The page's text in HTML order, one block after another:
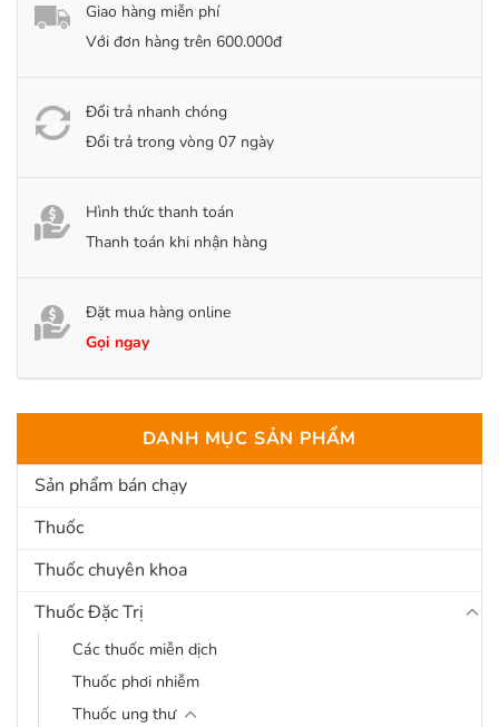
Giao hàng miễn phí
Với đơn hàng trên 600.000đ
Đổi trả nhanh chóng
Đổi trả trong vòng 07 ngày
Hình thức thanh toán
Thanh toán khi nhận hàng
Đặt mua hàng online
Gọi ngay
DANH MỤC SẢN PHẨM
Sản phẩm bán chạy
Thuốc
Thuốc chuyên khoa
Thuốc Đặc Trị
Các thuốc miễn dịch
Thuốc phơi nhiễm
Thuốc ung thư